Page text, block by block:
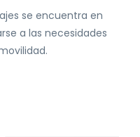
se encuentra en
a las necesidades